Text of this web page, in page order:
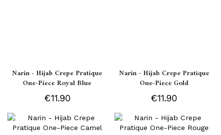
Narin - Hijab Crepe Pratique
One-Piece Royal Blue
€11.90
Narin - Hijab Crepe Pratique
One-Piece Gold
€11.90